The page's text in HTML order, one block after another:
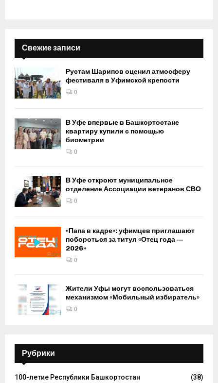
Свежие записи
Рустам Шарипов оценил атмосферу
фестиваля в Уфимской крепости
0
В Уфе впервые в Башкортостане
квартиру купили с помощью
биометрии
0
В Уфе откроют муниципальное
отделение Ассоциации ветеранов СВО
0
«Папа в кадре»: уфимцев приглашают
побороться за титул «Отец года —
2026»
0
Жители Уфы могут воспользоваться
механизмом «Мобильный избиратель»
0
Рубрики
100-летие Республики Башкортостан (38)